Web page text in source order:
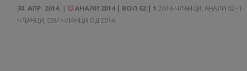
30. АПР. 2014. АНАЛИ 2014 | ВОЛ 62 | 1 2014-ЧЛАНЦИ, АНАЛИ 62–1-
ЧЛАНЦИ, СВИ ЧЛАНЦИ ОД 2014